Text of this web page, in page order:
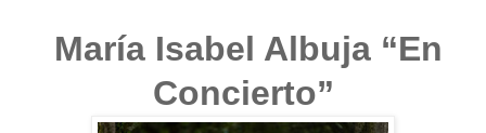
María Isabel Albuja “En
Concierto”